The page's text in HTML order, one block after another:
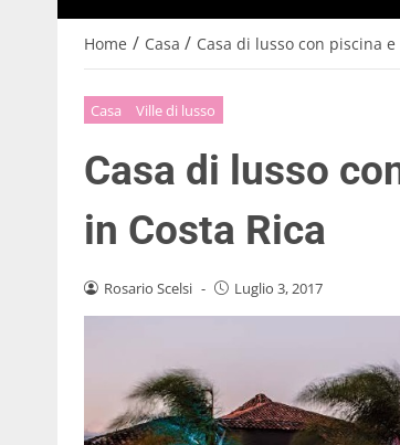
Home / Casa / Casa di lusso con piscina e
Casa Ville di lusso
Casa di lusso
in Costa Rica
Rosario Scelsi - Luglio 3, 2017